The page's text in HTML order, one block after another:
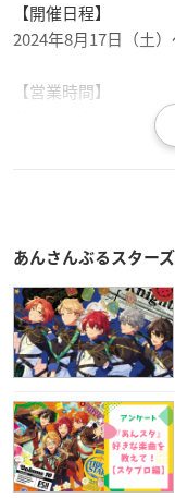
【開催日程】
2024年8月17日（土）
【営業時間】
※最終入園時間は閉
小学生：1,100円
【チケット概要】
チケットの販売は、
各種コンビニエンス
種
※現地購入、前売り
客様がカードプレゼ
※なくなり次第終了
あんさんぶるスター